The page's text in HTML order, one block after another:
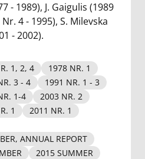
- 1989), J. Gaigulis (1989
4 - 1995), S. Milevska
- 2002).
1, 2, 4
1978 NR. 1
3 - 4
1991 NR. 1 - 3
1-4
2003 NR. 2
1
2011 NR. 1
ANNUAL REPORT
2015 SUMMER